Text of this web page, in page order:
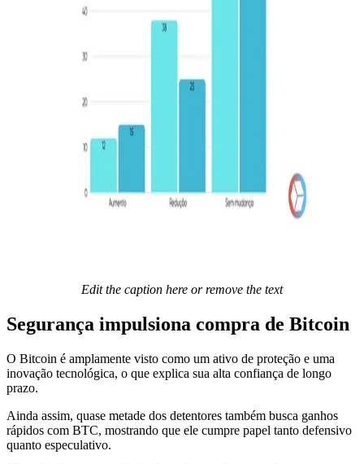
Edit the caption here or remove the text
Segurança impulsiona compra de Bitcoin
O Bitcoin é amplamente visto como um ativo de proteção e uma
inovação tecnológica, o que explica sua alta confiança de longo
prazo.
Ainda assim, quase metade dos detentores também busca ganhos
rápidos com BTC, mostrando que ele cumpre papel tanto defensivo
quanto especulativo.